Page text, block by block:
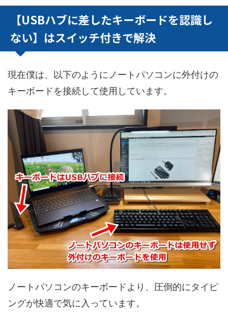
【USBハブに差したキーボードを認識し
ない】はスイッチ付きで解決
現在僕は、以下のようにノートパソコンに外付けの
キーボードを接続して使用しています。
ノートパソコンのキーボードより、圧倒的にタイピ
ングが快適で気に入っています。